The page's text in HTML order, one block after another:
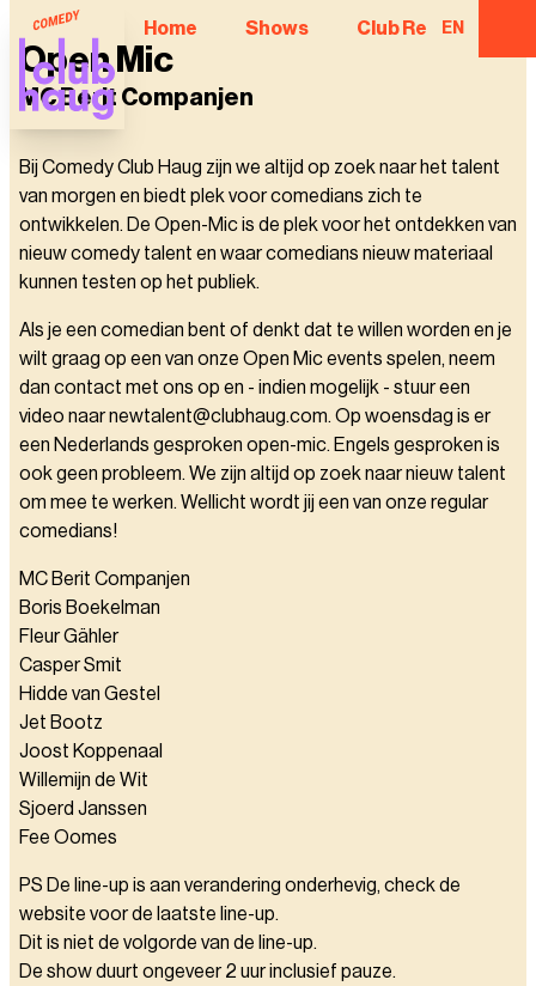
Home Shows Club Regulars
EN
Open Mic
MC Berit Companjen
Bij Comedy Club Haug zijn we altijd op zoek naar het talent
van morgen en biedt plek voor comedians zich te
ontwikkelen. De Open-Mic is de plek voor het ontdekken van
nieuw comedy talent en waar comedians nieuw materiaal
kunnen testen op het publiek.
Als je een comedian bent of denkt dat te willen worden en je
wilt graag op een van onze Open Mic events spelen, neem
dan contact met ons op en - indien mogelijk - stuur een
video naar newtalent@clubhaug.com. Op woensdag is er
een Nederlands gesproken open-mic. Engels gesproken is
ook geen probleem. We zijn altijd op zoek naar nieuw talent
om mee te werken. Wellicht wordt jij een van onze regular
comedians!
MC Berit Companjen
Boris Boekelman
Fleur Gähler
Casper Smit
Hidde van Gestel
Jet Bootz
Joost Koppenaal
Willemijn de Wit
Sjoerd Janssen
Fee Oomes
PS De line-up is aan verandering onderhevig, check de
website voor de laatste line-up.
Dit is niet de volgorde van de line-up.
De show duurt ongeveer 2 uur inclusief pauze.